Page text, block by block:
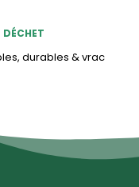
durables & vrac